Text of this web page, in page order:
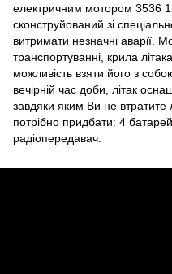
електричним мотором 3536
сконструйований зі
витримати незначні аварії.
транспортуванні, крила
можливість взяти його з
вечірній час доби, літак
завдяки яким Ви не втратите
потрібно придбати: 4
радіопередавач.